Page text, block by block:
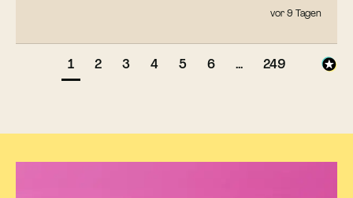
vor 9 Tagen
1 2 3 4 5 6 ... 249